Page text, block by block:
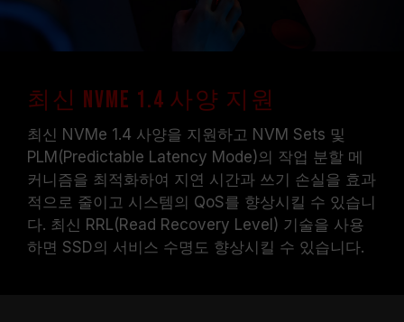
최신 NVMe 1.4 사양 지원
최신 NVMe 1.4 사양을 지원하고 NVM Sets 및
PLM(Predictable Latency Mode)의 작업 분할 메
커니즘을 최적화하여 지연 시간과 쓰기 손실을 효과
적으로 줄이고 시스템의 QoS를 향상시킬 수 있습니
다. 최신 RRL(Read Recovery Level) 기술을 사용
하면 SSD의 서비스 수명도 향상시킬 수 있습니다.